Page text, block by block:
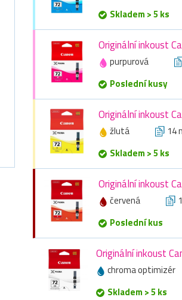
Skladem > 5 ks
Originální inkoust
purpurová
Poslední kusy
Originální inkoust
žlutá 14
Skladem > 5 ks
Originální inkoust
červená
Poslední kus
Originální inkoust
chroma optimizér
Skladem > 5 ks